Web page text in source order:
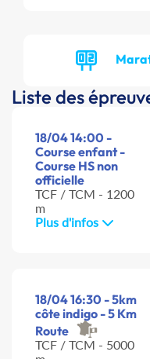
Liste des
18/04 14:00 -
Course enfant -
Course HS non
officielle
TCF / TCM - 1200
m
Plus d'infos
18/04 16:30 - 5km
côte indigo - 5 Km
Route
TCF / TCM - 5000